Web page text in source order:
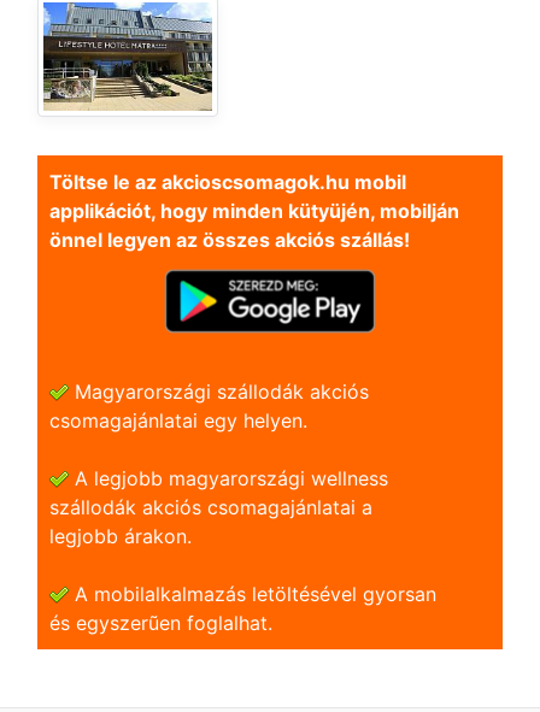
Töltse le az akcioscsomagok.hu mobil
applikációt, hogy minden kütyüjén, mobilján
önnel legyen az összes akciós szállás!
Magyarországi szállodák akciós
csomagajánlatai egy helyen.
A legjobb magyarországi wellness
szállodák akciós csomagajánlatai a
legjobb árakon.
A mobilalkalmazás letöltésével gyorsan
és egyszerũen foglalhat.